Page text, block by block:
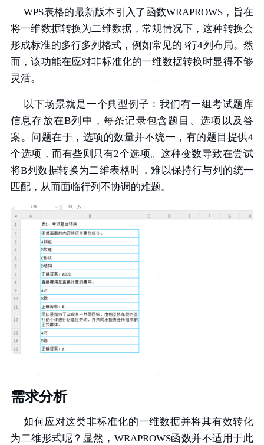
WPS表格的最新版本引入了函数WRAPROWS，旨在
将一维数据转换为二维数据，常规情况下，这种转换会
形成标准的多行多列格式，例如常见的3行4列布局。然
而，该功能在应对非标准化的一维数据转换时显得不够
灵活。
以下场景就是一个典型例子：我们有一组考试题库
信息存放在B列中，每条记录包含题目、选项以及答
案。问题在于，选项的数量并不统一，有的题目提供4
个选项，而有些则只有2个选项。这种变数导致在尝试
将B列数据转换为二维表格时，难以保持行与列的统一
匹配，从而面临行列不协调的难题。
需求分析
如何应对这类非标准化的一维数据并将其有效转化
为二维形式呢？显然，WRAPROWS函数并不适用于此